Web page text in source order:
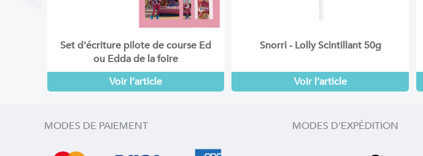
Set d'écriture pilote de course Ed
ou Edda de la foire
Voir l’article
Snorri - Lolly Scintillant 50g
Voir l’article
MODES DE PAIEMENT MODES D’EXPÉDITION